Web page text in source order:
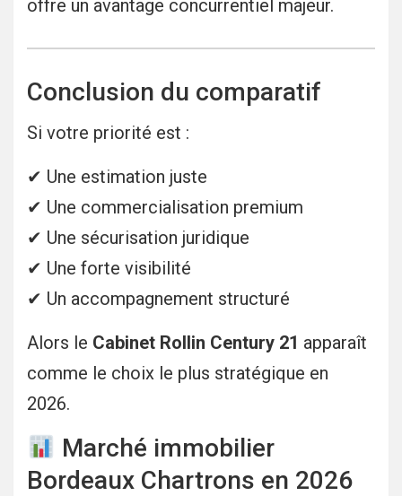
offre un avantage concurrentiel majeur.
Conclusion du comparatif
Si votre priorité est :
✔ Une estimation juste
✔ Une commercialisation premium
✔ Une sécurisation juridique
✔ Une forte visibilité
✔ Un accompagnement structuré
Alors le Cabinet Rollin Century 21 apparaît
comme le choix le plus stratégique en
2026.
Marché immobilier
Bordeaux Chartrons en 2026